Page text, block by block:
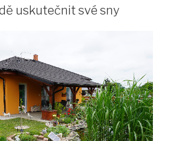
Jetelových“
uskutečnit své sny